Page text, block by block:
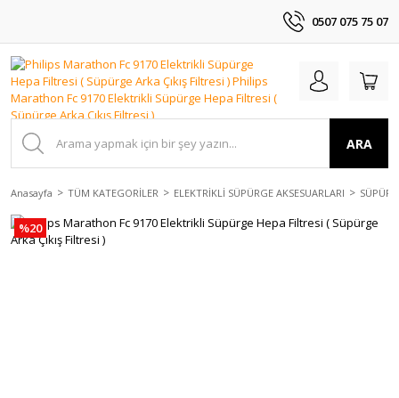
0507 075 75 07
ARA
Anasayfa TÜM KATEGORİLER ELEKTRİKLİ SÜPÜRGE AKSESUARLARI
%20